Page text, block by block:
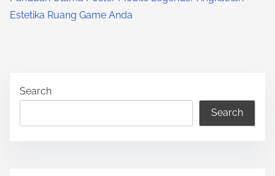
Estetika Ruang Game Anda
Search
Search